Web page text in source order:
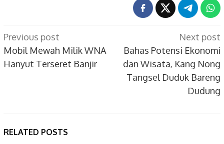
Post
navigation
Previous post
Mobil Mewah Milik WNA
Hanyut Terseret Banjir
Next post
Bahas Potensi Ekonomi
dan Wisata, Kang Nong
Tangsel Duduk Bareng
Dudung
RELATED POSTS